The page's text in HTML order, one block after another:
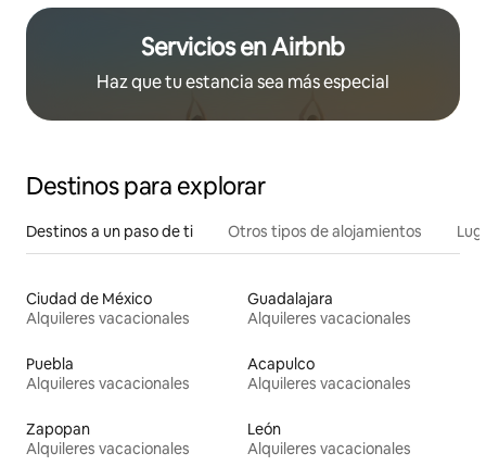
Servicios en Airbnb
Haz que tu estancia sea más especial
Destinos para explorar
Destinos a un paso de ti Otros tipos de alojamientos
Ciudad de México
Alquileres vacacionales
Guadalajara
Alquileres vacacionales
Puebla
Alquileres vacacionales
Acapulco
Alquileres vacacionales
Zapopan
Alquileres vacacionales
León
Alquileres vacacionales